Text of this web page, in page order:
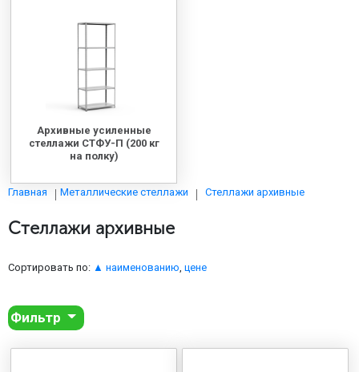
Архивные усиленные
стеллажи СТФУ-П (200 кг
на полку)
Главная Металлические стеллажи Стеллажи архивные
Стеллажи архивные
Сортировать по: ▲ наименованию цене
Фильтр